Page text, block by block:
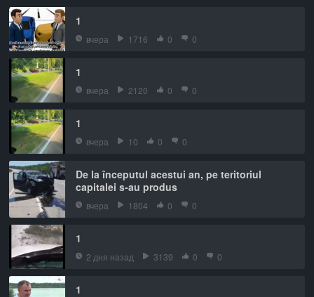
1
вчера 1716 0 0
1
вчера 2120 0 0
1
вчера 10 0 0
De la începutul acestui an, pe teritoriul
capitalei s-au produs
вчера 1804 0 0
1
2 дня назад 3139 0 0
1